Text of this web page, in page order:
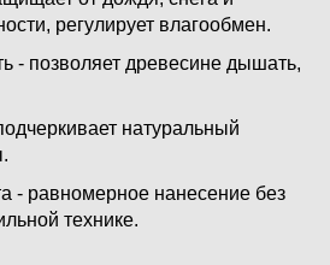
регулирует влагообмен.
- позволяет древесине дышать,
натуральный
- равномерное нанесение без
технике.